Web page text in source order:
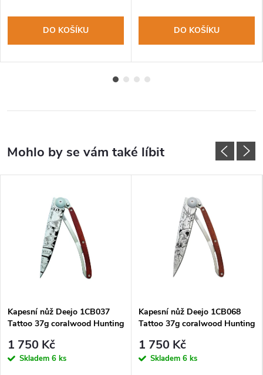
DO KOŠÍKU DO KOŠÍKU
Kapesní nůž Deejo 1CB037
Tattoo 37g coralwood Hunting
1 750 Kč
Skladem 6 ks
Kapesní nůž Deejo 1CB068
Tattoo 37g coralwood Hunting
1 750 Kč
Skladem 6 ks